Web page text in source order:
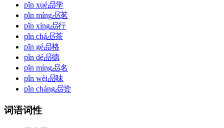
pǐn xué品学
pǐn míng品茗
pǐn xíng品行
pǐn chá品茶
pǐn gé品格
pǐn dé品德
pǐn míng品名
pǐn wèi品味
pǐn cháng品尝
词语词性